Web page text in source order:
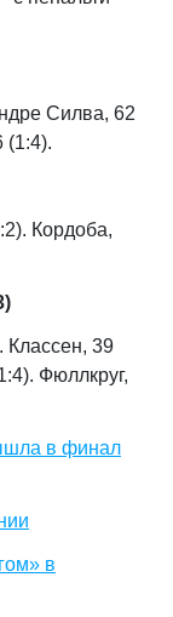
Силва, 62
(1:4).
Кордоба,
Классен, 39
Фюллкруг,
в финал
в